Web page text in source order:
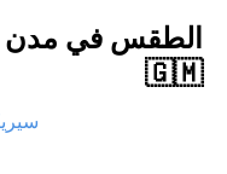
خفيفاً وتقلل الرؤية،
البلدة أعاصير مدارية
قد تكون قوية في ذروة
الطقس في مدن
🇬🇲